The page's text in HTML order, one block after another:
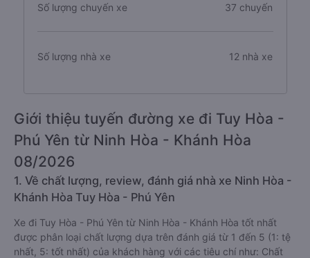
Số lượng chuyến xe 37 chuyến
Số lượng nhà xe 12 nhà xe
Giới thiệu tuyến đường xe đi Tuy Hòa -
Phú Yên từ Ninh Hòa - Khánh Hòa
08/2026
1. Về chất lượng, review, đánh giá nhà xe Ninh Hòa -
Khánh Hòa Tuy Hòa - Phú Yên
Xe đi Tuy Hòa - Phú Yên từ Ninh Hòa - Khánh Hòa tốt nhất
được phân loại chất lượng dựa trên đánh giá từ 1 đến 5 (1: tệ
nhất, 5: tốt nhất) của khách hàng với các tiêu chí như: Chất